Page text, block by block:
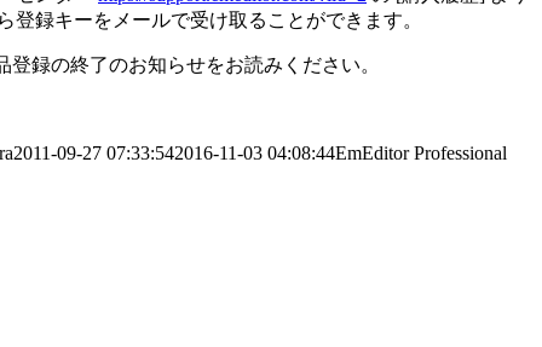
登録キーをメールで受け取ることができます。
録の終了のお知らせをお読みください。
2011-09-27 07:33:542016-11-03 04:08:44EmEditor Professional